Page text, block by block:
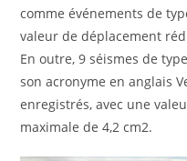
comme événements de
valeur de déplacement
En outre, 9 séismes de
son acronyme en anglais
enregistrés, avec une
maximale de 4,2 cm2.